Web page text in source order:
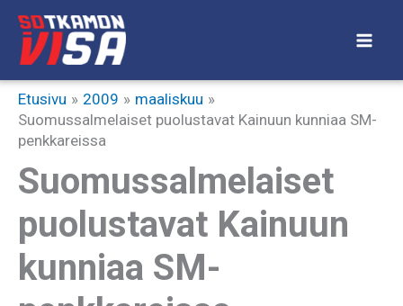
Siirry
sisältöön
Etusivu 2009
maaliskuu
Suomussalmelaiset puolustavat Kainuun kunniaa SM-
penkkareissa
Suomussalmelaiset
puolustavat Kainuun
kunniaa SM-